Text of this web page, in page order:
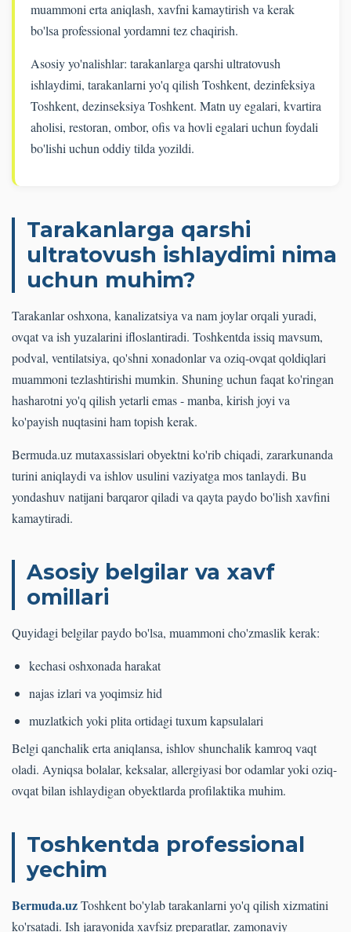
muammoni erta aniqlash, xavfni kamaytirish va kerak
bo'lsa professional yordamni tez chaqirish.
Asosiy yo'nalishlar: tarakanlarga qarshi ultratovush
ishlaydimi, tarakanlarni yo'q qilish Toshkent, dezinfeksiya
Toshkent, dezinseksiya Toshkent. Matn uy egalari, kvartira
aholisi, restoran, ombor, ofis va hovli egalari uchun foydali
bo'lishi uchun oddiy tilda yozildi.
Tarakanlarga qarshi
ultratovush ishlaydimi nima
uchun muhim?
Tarakanlar oshxona, kanalizatsiya va nam joylar orqali yuradi,
ovqat va ish yuzalarini ifloslantiradi. Toshkentda issiq mavsum,
podval, ventilatsiya, qo'shni xonadonlar va oziq-ovqat qoldiqlari
muammoni tezlashtirishi mumkin. Shuning uchun faqat ko'ringan
hasharotni yo'q qilish yetarli emas - manba, kirish joyi va
ko'payish nuqtasini ham topish kerak.
Bermuda.uz mutaxassislari obyektni ko'rib chiqadi, zararkunanda
turini aniqlaydi va ishlov usulini vaziyatga mos tanlaydi. Bu
yondashuv natijani barqaror qiladi va qayta paydo bo'lish xavfini
kamaytiradi.
Asosiy belgilar va xavf
omillari
Quyidagi belgilar paydo bo'lsa, muammoni cho'zmaslik kerak:
kechasi oshxonada harakat
najas izlari va yoqimsiz hid
muzlatkich yoki plita ortidagi tuxum kapsulalari
Belgi qanchalik erta aniqlansa, ishlov shunchalik kamroq vaqt
oladi. Ayniqsa bolalar, keksalar, allergiyasi bor odamlar yoki oziq-
ovqat bilan ishlaydigan obyektlarda profilaktika muhim.
Toshkentda professional
yechim
Bermuda.uzToshkent bo'ylab tarakanlarni yo'q qilish xizmatini
ko'rsatadi. Ish jarayonida xavfsiz preparatlar, zamonaviy